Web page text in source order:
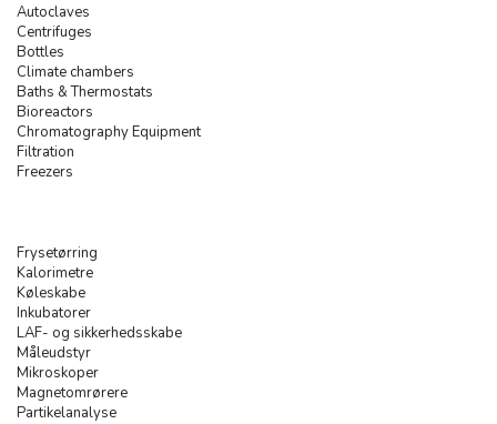
Autoclaves
Centrifuges
Bottles
Climate chambers
Baths & Thermostats
Bioreactors
Chromatography Equipment
Filtration
Freezers
Frysetørring
Kalorimetre
Køleskabe
Inkubatorer
LAF- og sikkerhedsskabe
Måleudstyr
Mikroskoper
Magnetomrørere
Partikelanalyse